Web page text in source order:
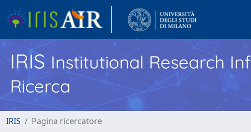
IRISInstitutional Research
Ricerca
IRIS Pagina ricercatore